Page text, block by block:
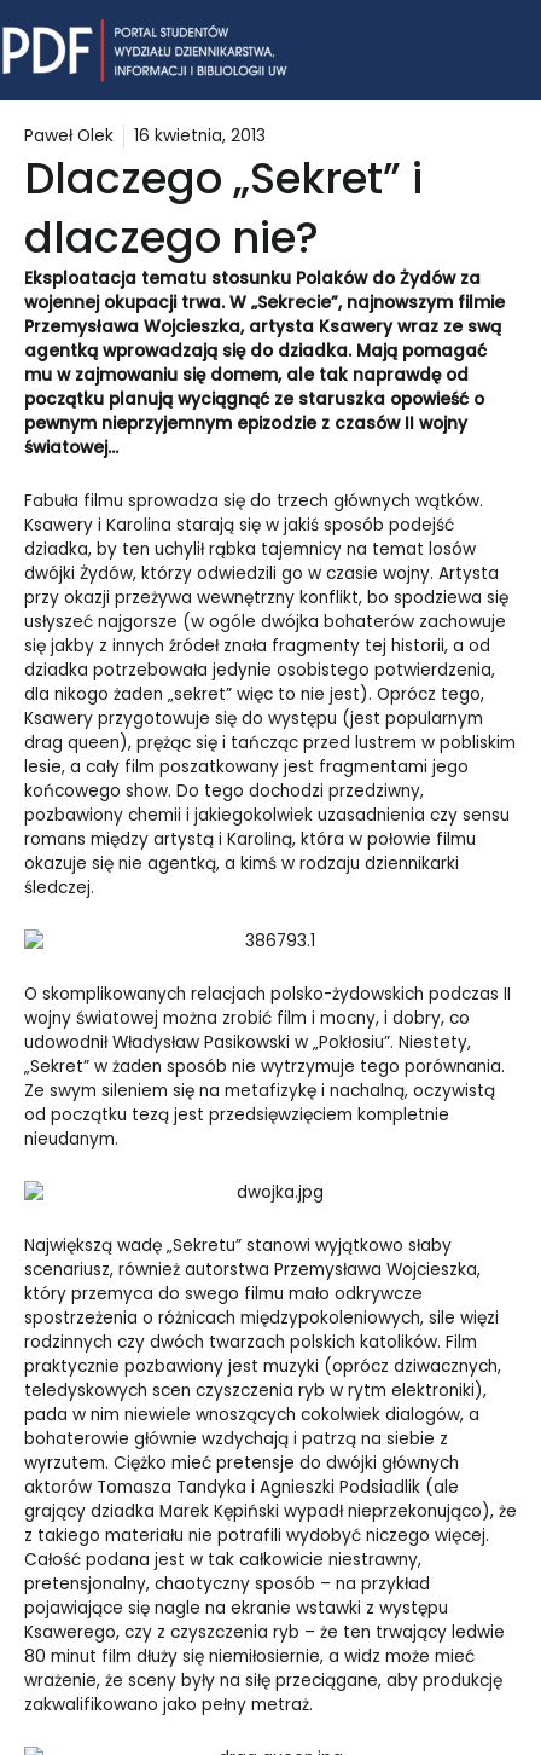
to
content
Paweł Olek 16 kwietnia, 2013
Dlaczego „Sekret” i
dlaczego nie?
Eksploatacja tematu stosunku Polaków do Żydów za
wojennej okupacji trwa. W „Sekrecie”, najnowszym filmie
Przemysława Wojcieszka, artysta Ksawery wraz ze swą
agentką wprowadzają się do dziadka. Mają pomagać
mu w zajmowaniu się domem, ale tak naprawdę od
początku planują wyciągnąć ze staruszka opowieść o
pewnym nieprzyjemnym epizodzie z czasów II wojny
światowej…
Fabuła filmu sprowadza się do trzech głównych wątków.
Ksawery i Karolina starają się w jakiś sposób podejść
dziadka, by ten uchylił rąbka tajemnicy na temat losów
dwójki Żydów, którzy odwiedzili go w czasie wojny. Artysta
przy okazji przeżywa wewnętrzny konflikt, bo spodziewa się
usłyszeć najgorsze (w ogóle dwójka bohaterów zachowuje
się jakby z innych źródeł znała fragmenty tej historii, a od
dziadka potrzebowała jedynie osobistego potwierdzenia,
dla nikogo żaden „sekret” więc to nie jest). Oprócz tego,
Ksawery przygotowuje się do występu (jest popularnym
drag queen), prężąc się i tańcząc przed lustrem w pobliskim
lesie, a cały film poszatkowany jest fragmentami jego
końcowego show. Do tego dochodzi przedziwny,
pozbawiony chemii i jakiegokolwiek uzasadnienia czy sensu
romans między artystą i Karoliną, która w połowie filmu
okazuje się nie agentką, a kimś w rodzaju dziennikarki
śledczej.
O skomplikowanych relacjach polsko-żydowskich podczas II
wojny światowej można zrobić film i mocny, i dobry, co
udowodnił Władysław Pasikowski w „Pokłosiu”. Niestety,
„Sekret” w żaden sposób nie wytrzymuje tego porównania.
Ze swym sileniem się na metafizykę i nachalną, oczywistą
od początku tezą jest przedsięwzięciem kompletnie
nieudanym.
Największą wadę „Sekretu” stanowi wyjątkowo słaby
scenariusz, również autorstwa Przemysława Wojcieszka,
który przemyca do swego filmu mało odkrywcze
spostrzeżenia o różnicach międzypokoleniowych, sile więzi
rodzinnych czy dwóch twarzach polskich katolików. Film
praktycznie pozbawiony jest muzyki (oprócz dziwacznych,
teledyskowych scen czyszczenia ryb w rytm elektroniki),
pada w nim niewiele wnoszących cokolwiek dialogów, a
bohaterowie głównie wzdychają i patrzą na siebie z
wyrzutem. Ciężko mieć pretensje do dwójki głównych
aktorów Tomasza Tandyka i Agnieszki Podsiadlik (ale
grający dziadka Marek Kępiński wypadł nieprzekonująco), że
z takiego materiału nie potrafili wydobyć niczego więcej.
Całość podana jest w tak całkowicie niestrawny,
pretensjonalny, chaotyczny sposób – na przykład
pojawiające się nagle na ekranie wstawki z występu
Ksawerego, czy z czyszczenia ryb – że ten trwający ledwie
80 minut film dłuży się niemiłosiernie, a widz może mieć
wrażenie, że sceny były na siłę przeciągane, aby produkcję
zakwalifikowano jako pełny metraż.